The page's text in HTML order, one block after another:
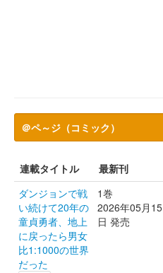
＠ペ～ジ（コミック）
連載タイトル 最新刊
ダンジョンで戦
い続けて20年の
童貞勇者、地上
に戻ったら男女
比1:1000の世界
だった
1巻
2026年05月15
日 発売